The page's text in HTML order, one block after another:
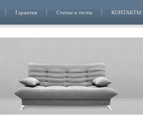
Гарантия Статьи и тесты КОНТАКТЫ